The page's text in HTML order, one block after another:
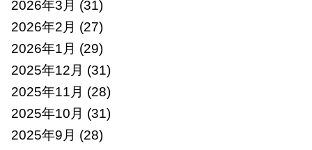
2026年3月 (31)
2026年2月 (27)
2026年1月 (29)
2025年12月 (31)
2025年11月 (28)
2025年10月 (31)
2025年9月 (28)